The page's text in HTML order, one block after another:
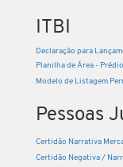
ITBI
Declaração para
Planilha de Área -
Modelo de Listagem
Pessoas
Certidão Narrativa
Certidão Negativa /